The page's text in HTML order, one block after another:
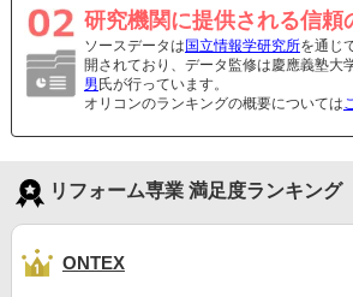
研究機関に提供される信頼
ソースデータは 国立情報学研究所を通じ
開されており、データ監修は慶應義塾大
男 氏が行っています。
オリコンのランキングの概要については
リフォーム専業 満足度ランキング
ONTEX